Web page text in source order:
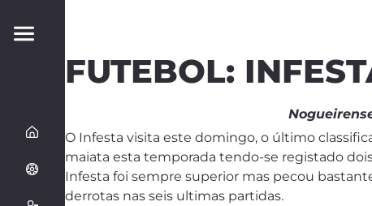
FUTEBOL:
O Infesta visita este domingo, o último
maiata esta temporada tendo-se registado
Infesta foi sempre superior mas pecou
derrotas nas seis ultimas partidas.